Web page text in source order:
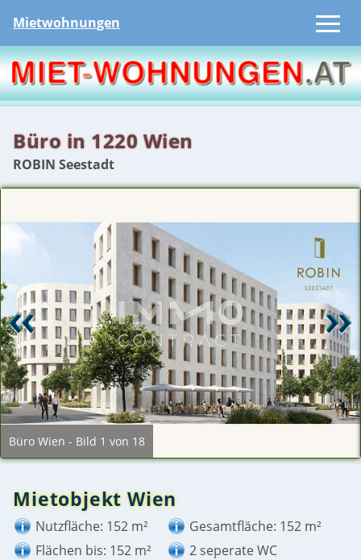
Mietwohnungen
Büro in 1220 Wien
ROBIN Seestadt
Büro Wien - Bild 1 von 18
Mietobjekt Wien
Nutzfläche: 152 m²
Gesamtfläche: 152 m²
Flächen bis: 152 m²
2 seperate WC